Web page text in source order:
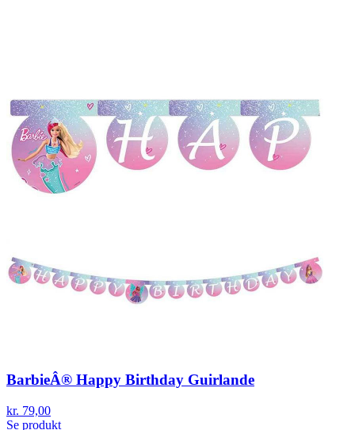
BarbieÂ® Happy Birthday Guirlande
kr. 79,00
Se produkt